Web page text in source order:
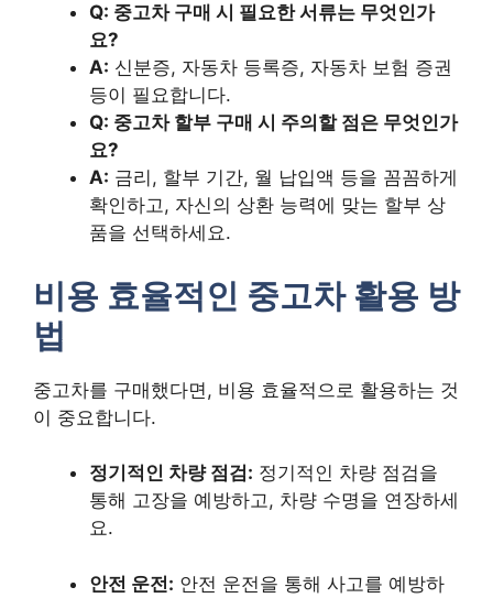
Q: 중고차 구매 시 필요한 서류는 무엇인가
요?
A: 신분증, 자동차 등록증, 자동차 보험 증권
등이 필요합니다.
Q: 중고차 할부 구매 시 주의할 점은 무엇인가
요?
A: 금리, 할부 기간, 월 납입액 등을 꼼꼼하게
확인하고, 자신의 상환 능력에 맞는 할부 상
품을 선택하세요.
비용 효율적인 중고차 활용 방
법
중고차를 구매했다면, 비용 효율적으로 활용하는 것
이 중요합니다.
정기적인 차량 점검: 정기적인 차량 점검을
통해 고장을 예방하고, 차량 수명을 연장하세
요.
안전 운전: 안전 운전을 통해 사고를 예방하